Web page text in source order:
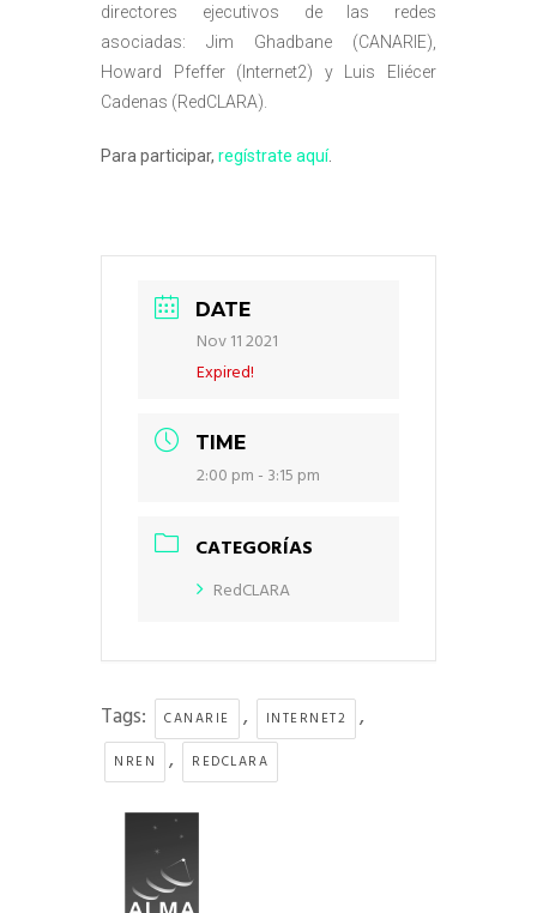
directores ejecutivos de las redes
asociadas: Jim Ghadbane (CANARIE),
Howard Pfeffer (Internet2) y Luis Eliécer
Cadenas (RedCLARA).
Para participar, regístrate aquí.
DATE
Nov 11 2021
Expired!
TIME
2:00 pm - 3:15 pm
CATEGORÍAS
RedCLARA
Tags: CANARIE , INTERNET2 ,
NREN , REDCLARA